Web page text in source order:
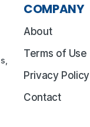
COMPANY
About
Terms of Use
Privacy Policy
Contact